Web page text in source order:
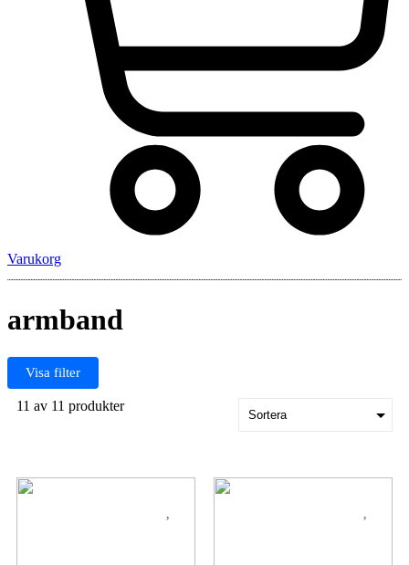
Varukorg
armband
Visa filter
11 av 11 produkter